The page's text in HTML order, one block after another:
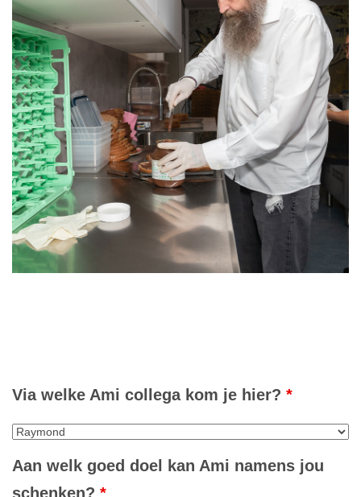
‘Niet Graag een Lege Maag’ helpt
honderden kinderen aan een goed start
van de dag
Via welke Ami collega kom je hier? *
Aan welk goed doel kan Ami namens jou
schenken? *